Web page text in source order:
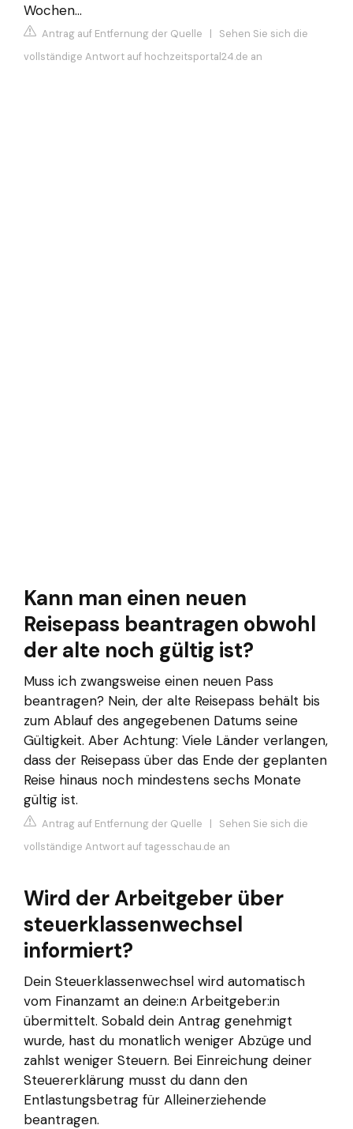
Wochen…
Antrag auf Entfernung der Quelle | Sehen Sie sich die
vollständige Antwort auf hochzeitsportal24.de an
Kann man einen neuen
Reisepass beantragen obwohl
der alte noch gültig ist?
Muss ich zwangsweise einen neuen Pass
beantragen? Nein, der alte Reisepass behält bis
zum Ablauf des angegebenen Datums seine
Gültigkeit. Aber Achtung: Viele Länder verlangen,
dass der Reisepass über das Ende der geplanten
Reise hinaus noch mindestens sechs Monate
gültig ist.
Antrag auf Entfernung der Quelle | Sehen Sie sich die
vollständige Antwort auf tagesschau.de an
Wird der Arbeitgeber über
steuerklassenwechsel
informiert?
Dein Steuerklassenwechsel wird automatisch
vom Finanzamt an deine:n Arbeitgeber:in
übermittelt. Sobald dein Antrag genehmigt
wurde, hast du monatlich weniger Abzüge und
zahlst weniger Steuern. Bei Einreichung deiner
Steuererklärung musst du dann den
Entlastungsbetrag für Alleinerziehende
beantragen.